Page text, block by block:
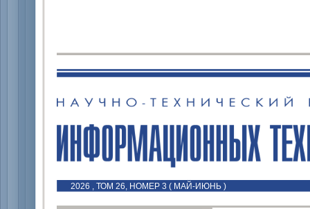
2026 , ТОМ 26, НОМЕР 3 ( МАЙ-ИЮНЬ )